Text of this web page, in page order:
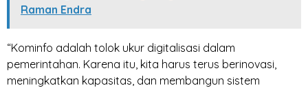
Raman Endra
“Kominfo adalah tolok ukur digitalisasi dalam
pemerintahan. Karena itu, kita harus terus berinovasi,
meningkatkan kapasitas, dan membangun sistem